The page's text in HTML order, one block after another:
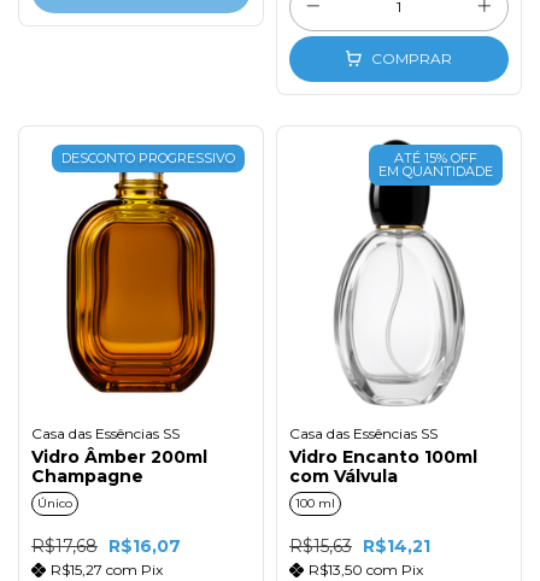
COMPRAR
DESCONTO PROGRESSIVO
Casa das Essências SS
Vidro Âmber 200ml
Champagne
Único
R$17,68 R$16,07
R$15,27 com Pix
ATÉ 15% OFF
EM QUANTIDADE
Casa das Essências SS
Vidro Encanto 100ml
com Válvula
100 ml
R$15,63 R$14,21
R$13,50 com Pix